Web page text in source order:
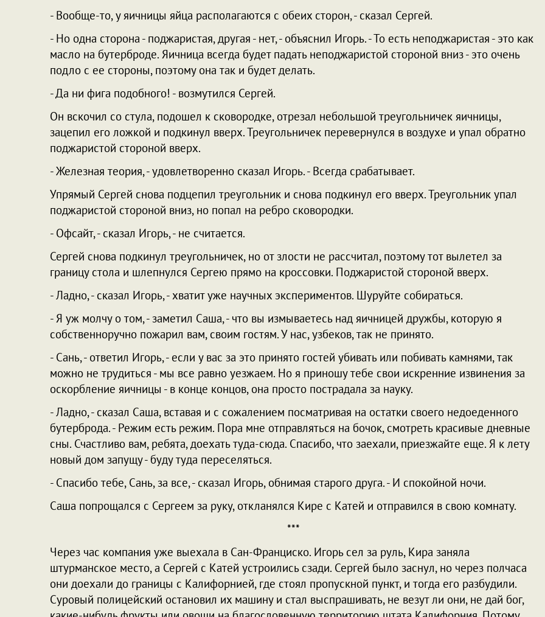
- Вообще-то, у яичницы яйца располагаются с обеих сторон, - сказал Сергей.
- Но одна сторона - поджаристая, другая - нет, - объяснил Игорь. - То есть неподжаристая - это как
масло на бутерброде. Яичница всегда будет падать неподжаристой стороной вниз - это очень
подло с ее стороны, поэтому она так и будет делать.
- Да ни фига подобного! - возмутился Сергей.
Он вскочил со стула, подошел к сковородке, отрезал небольшой треугольничек яичницы,
зацепил его ложкой и подкинул вверх. Треугольничек перевернулся в воздухе и упал обратно
поджаристой стороной вверх.
- Железная теория, - удовлетворенно сказал Игорь. - Всегда срабатывает.
Упрямый Сергей снова подцепил треугольник и снова подкинул его вверх. Треугольник упал
поджаристой стороной вниз, но попал на ребро сковородки.
- Офсайт, - сказал Игорь, - не считается.
Сергей снова подкинул треугольничек, но от злости не рассчитал, поэтому тот вылетел за
границу стола и шлепнулся Сергею прямо на кроссовки. Поджаристой стороной вверх.
- Ладно, - сказал Игорь, - хватит уже научных экспериментов. Шуруйте собираться.
- Я уж молчу о том, - заметил Саша, - что вы измываетесь над яичницей дружбы, которую я
собственноручно пожарил вам, своим гостям. У нас, узбеков, так не принято.
- Сань, - ответил Игорь, - если у вас за это принято гостей убивать или побивать камнями, так
можно не трудиться - мы все равно уезжаем. Но я приношу тебе свои искренние извинения за
оскорбление яичницы - в конце концов, она просто пострадала за науку.
- Ладно, - сказал Саша, вставая и с сожалением посматривая на остатки своего недоеденного
бутерброда. - Режим есть режим. Пора мне отправляться на бочок, смотреть красивые дневные
сны. Счастливо вам, ребята, доехать туда-сюда. Спасибо, что заехали, приезжайте еще. Я к лету
новый дом запущу - буду туда переселяться.
- Спасибо тебе, Сань, за все, - сказал Игорь, обнимая старого друга. - И спокойной ночи.
Саша попрощался с Сергеем за руку, откланялся Кире с Катей и отправился в свою комнату.
***
Через час компания уже выехала в Сан-Франциско. Игорь сел за руль, Кира заняла
штурманское место, а Сергей с Катей устроились сзади. Сергей было заснул, но через полчаса
они доехали до границы с Калифорнией, где стоял пропускной пункт, и тогда его разбудили.
Суровый полицейский остановил их машину и стал выспрашивать, не везут ли они, не дай бог,